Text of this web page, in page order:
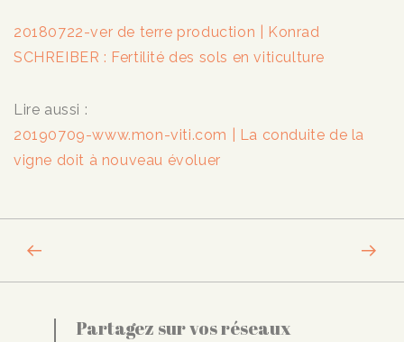
20180722-ver de terre production | Konrad
SCHREIBER : Fertilité des sols en viticulture
Lire aussi :
20190709-www.mon-viti.com | La conduite de la
vigne doit à nouveau évoluer
Partagez sur vos réseaux